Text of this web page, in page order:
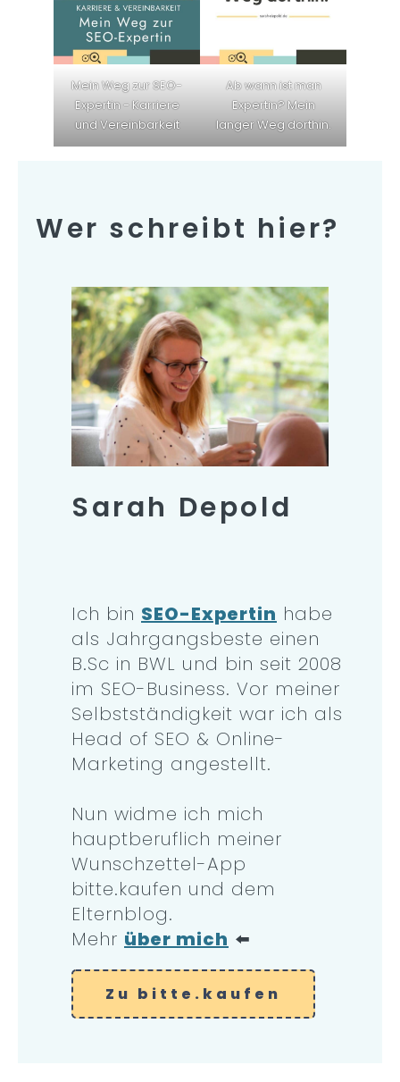
Mein Weg zur SEO-
Expertin - Karriere
und Vereinbarkeit
Ab wann ist man
Expertin? Mein
langer Weg dorthin.
Wer schreibt hier?
Sarah Depold
Ich bin SEO-Expertin habe
als Jahrgangsbeste einen
B.Sc in BWL und bin seit 2008
im SEO-Business. Vor meiner
Selbstständigkeit war ich als
Head of SEO & Online-
Marketing angestellt.
Nun widme ich mich
hauptberuflich meiner
Wunschzettel-App
bitte.kaufen und dem
Elternblog.
Mehr über mich ⬅️
Zu bitte.kaufen